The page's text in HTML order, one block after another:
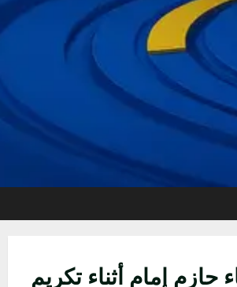
حازم إمام أثناء تكريم